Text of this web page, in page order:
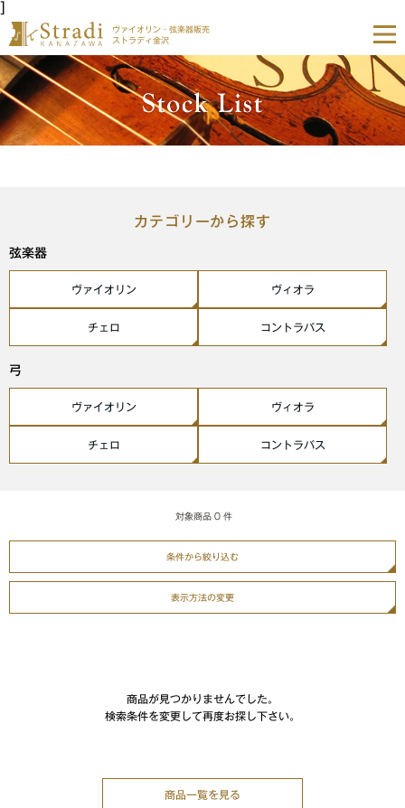
]
ヴァイオリン・弦楽器販売
ストラディ金沢
カテゴリーから探す
弦楽器
ヴァイオリン ヴィオラ
チェロ コントラバス
弓
ヴァイオリン ヴィオラ
チェロ コントラバス
対象商品 0 件
条件から絞り込む
表示方法の変更
商品が見つかりませんでした。
検索条件を変更して再度お探し下さい。
商品一覧を見る